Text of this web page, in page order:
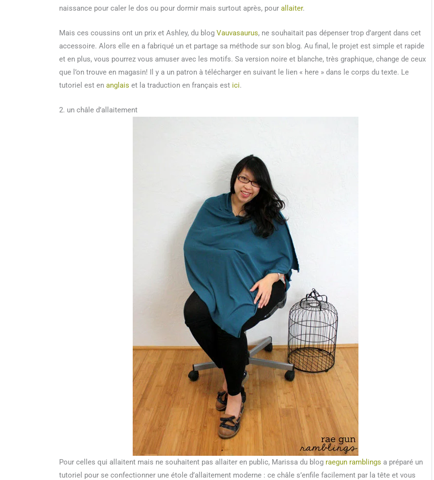
naissance pour caler le dos ou pour dormir mais surtout après, pour allaiter.
Mais ces coussins ont un prix et Ashley, du blog Vauvasaurus, ne souhaitait pas dépenser trop d’argent dans cet
accessoire. Alors elle en a fabriqué un et partage sa méthode sur son blog. Au final, le projet est simple et rapide
et en plus, vous pourrez vous amuser avec les motifs. Sa version noire et blanche, très graphique, change de ceux
que l’on trouve en magasin! Il y a un patron à télécharger en suivant le lien « here » dans le corps du texte. Le
tutoriel est en anglais et la traduction en français est ici.
2. un châle d’allaitement
Pour celles qui allaitent mais ne souhaitent pas allaiter en public, Marissa du blog raegun ramblings a préparé un
tutoriel pour se confectionner une étole d’allaitement moderne : ce châle s’enfile facilement par la tête et vous